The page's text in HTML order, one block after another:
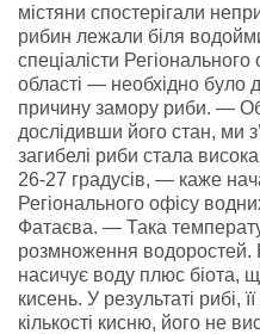
містяни спостерігали
рибин лежали біля
спеціалісти
області — необхідно було
причину замору риби. —
дослідивши його стан, ми
загибелі риби стала
26-27 градусів, — каже
Регіонального офісу
Фатаєва. — Така
розмноження водоростей.
насичує воду плюс біота,
кисень. У результаті рибі,
кількості кисню, його не